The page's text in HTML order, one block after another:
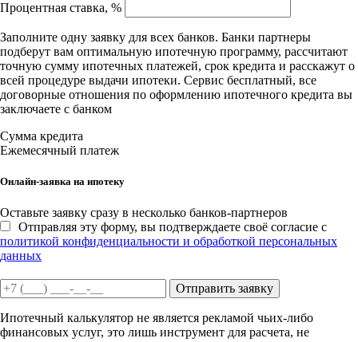
Процентная ставка, %
Заполните одну заявку для всех банков. Банки партнеры
подберут вам оптимальную ипотечную программу, рассчитают
точную сумму ипотечных платежей, срок кредита и расскажут о
всей процедуре выдачи ипотеки. Сервис бесплатный, все
договорные отношения по оформлению ипотечного кредита вы
заключаете с банком
Сумма кредита
Ежемесячный платеж
Онлайн-заявка на ипотеку
Оставьте заявку сразу в несколько банков-партнеров
Отправляя эту форму, вы подтверждаете своё согласие с
политикой конфиденциальности и обработкой персональных
данных
Отправить заявку
Ипотечный калькулятор не является рекламой чьих-либо
финансовых услуг, это лишь инструмент для расчета, не